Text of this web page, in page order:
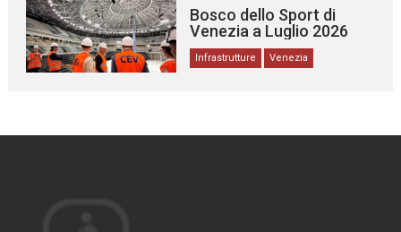
Bosco dello Sport di
Venezia a Luglio 2026
Infrastrutture Venezia